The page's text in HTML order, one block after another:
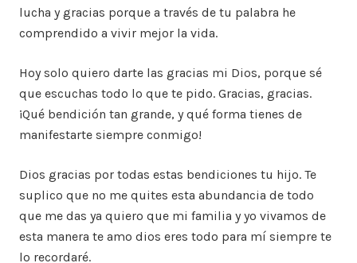
lucha y gracias porque a través de tu palabra he
comprendido a vivir mejor la vida.
Hoy solo quiero darte las gracias mi Dios, porque sé
que escuchas todo lo que te pido. Gracias, gracias.
¡Qué bendición tan grande, y qué forma tienes de
manifestarte siempre conmigo!
Dios gracias por todas estas bendiciones tu hijo. Te
suplico que no me quites esta abundancia de todo
que me das ya quiero que mi familia y yo vivamos de
esta manera te amo dios eres todo para mí siempre te
lo recordaré.